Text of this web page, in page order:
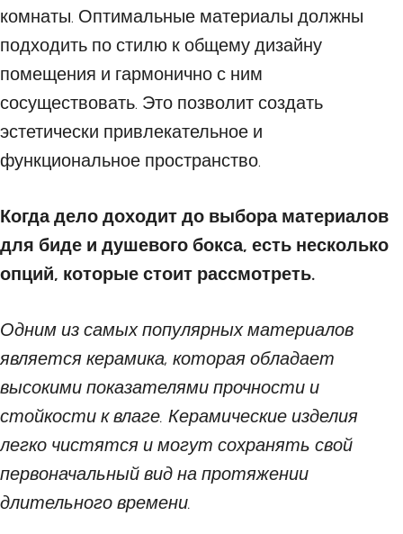
комнаты. Оптимальные материалы должны
подходить по стилю к общему дизайну
помещения и гармонично с ним
сосуществовать. Это позволит создать
эстетически привлекательное и
функциональное пространство.
Когда дело доходит до выбора материалов
для биде и душевого бокса, есть несколько
опций, которые стоит рассмотреть.
Одним из самых популярных материалов
является керамика, которая обладает
высокими показателями прочности и
стойкости к влаге. Керамические изделия
легко чистятся и могут сохранять свой
первоначальный вид на протяжении
длительного времени.